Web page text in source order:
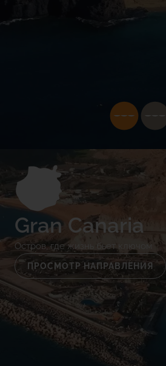
Gran Canaria
Остров, где жизнь бьет ключом
ПРОСМОТР НАПРАВЛЕНИЯ